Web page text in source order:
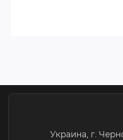
Украина, г.